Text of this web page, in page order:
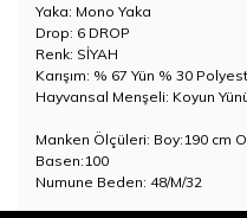
Yaka: Mono Yaka
Drop: 6 DROP
Renk: SİYAH
Karışım: % 67 Yün % 30
Hayvansal Menşeli: Koyun
Manken Ölçüleri: Boy:190 cm
Basen:100
Numune Beden: 48/M/32